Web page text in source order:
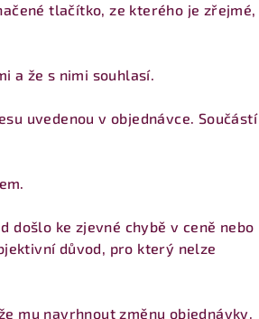
tlačítko, ze kterého je zřejmé,
a že s nimi souhlasí.
uvedenou v objednávce. Součástí
došlo ke zjevné chybě v ceně nebo
důvod, pro který nelze
mu navrhnout změnu objednávky.